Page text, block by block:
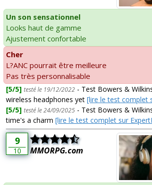
Un son sensationnel
Looks haut de gamme
Ajustement confortable
Cher
L?ANC pourrait être meilleure
Pas très personnalisable
[5/5] testé le 19/12/2022 - Test Bowers &
wireless headphones yet [lire le test complet
[5/5] testé le 24/09/2025 - Test Bowers &
time's a charm [lire le test complet sur
9
10 MMORPG.com